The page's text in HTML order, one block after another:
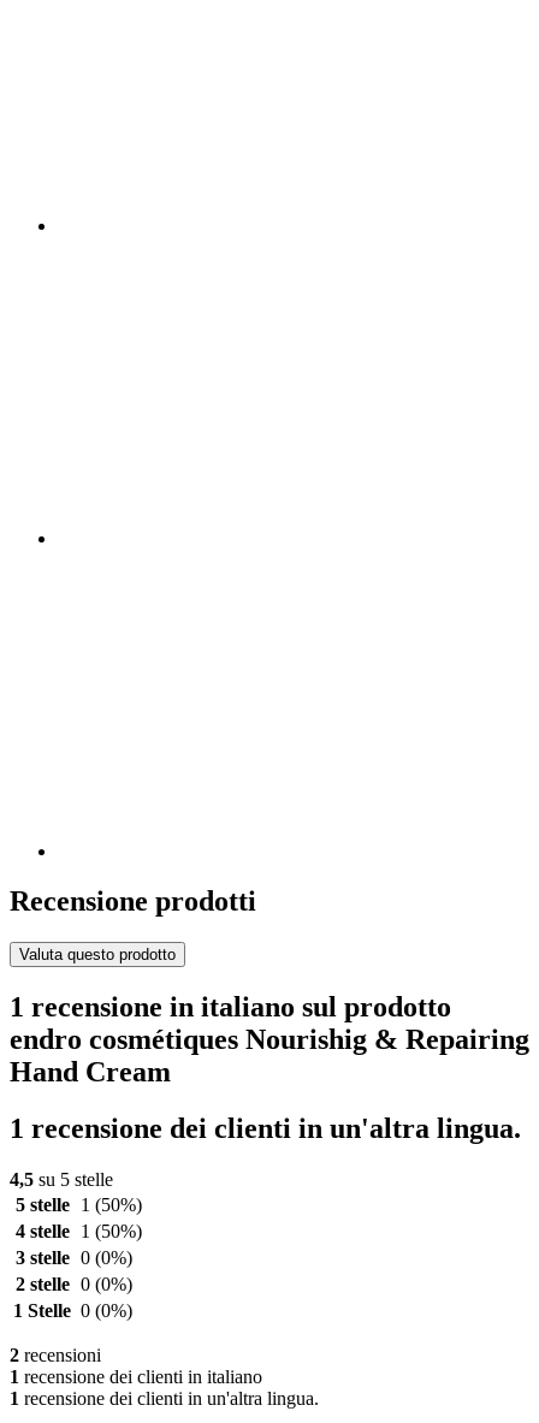
Recensione prodotti
Valuta questo prodotto
1 recensione in italiano sul prodotto
endro cosmétiques Nourishig & Repairing
Hand Cream
1 recensione dei clienti in un'altra lingua.
4,5 su 5 stelle
5 stelle
1 (50%)
4 stelle
1 (50%)
3 stelle 0 (0%)
2 stelle 0 (0%)
1 Stelle 0 (0%)
2 recensioni
1 recensione dei clienti in italiano
1 recensione dei clienti in un'altra lingua.